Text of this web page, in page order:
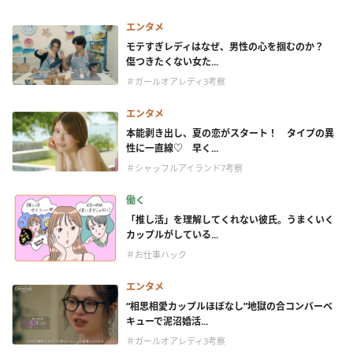
エンタメ
モテすぎレディはなぜ、男性の心を掴むのか？
傷つきたくない女た...
＃ガールオアレディ3考察
エンタメ
本能剥き出し、夏の恋がスタート！ タイプの異
性に一直線♡ 早く...
＃シャッフルアイランド7考察
働く
「推し活」を理解してくれない彼氏。うまくいく
カップルがしている...
＃お仕事ハック
エンタメ
“相思相愛カップルほぼなし”地獄の合コンバーベ
キューで泥沼婚活...
＃ガールオアレディ3考察